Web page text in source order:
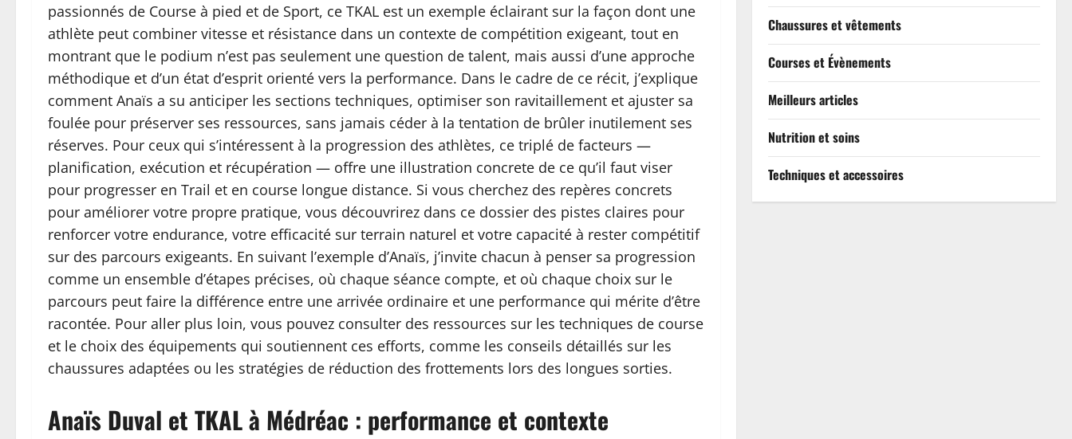
passionnés de Course à pied et de Sport, ce TKAL est un exemple éclairant sur la façon dont une
athlète peut combiner vitesse et résistance dans un contexte de compétition exigeant, tout en
montrant que le podium n’est pas seulement une question de talent, mais aussi d’une approche
méthodique et d’un état d’esprit orienté vers la performance. Dans le cadre de ce récit, j’explique
comment Anaïs a su anticiper les sections techniques, optimiser son ravitaillement et ajuster sa
foulée pour préserver ses ressources, sans jamais céder à la tentation de brûler inutilement ses
réserves. Pour ceux qui s’intéressent à la progression des athlètes, ce triplé de facteurs —
planification, exécution et récupération — offre une illustration concrete de ce qu’il faut viser
pour progresser en Trail et en course longue distance. Si vous cherchez des repères concrets
pour améliorer votre propre pratique, vous découvrirez dans ce dossier des pistes claires pour
renforcer votre endurance, votre efficacité sur terrain naturel et votre capacité à rester compétitif
sur des parcours exigeants. En suivant l’exemple d’Anaïs, j’invite chacun à penser sa progression
comme un ensemble d’étapes précises, où chaque séance compte, et où chaque choix sur le
parcours peut faire la différence entre une arrivée ordinaire et une performance qui mérite d’être
racontée. Pour aller plus loin, vous pouvez consulter des ressources sur les techniques de course
et le choix des équipements qui soutiennent ces efforts, comme les conseils détaillés sur les
chaussures adaptées ou les stratégies de réduction des frottements lors des longues sorties.
Anaïs Duval et TKAL à Médréac : performance et contexte
Chaussures et vêtements
Courses et Évènements
Meilleurs articles
Nutrition et soins
Techniques et accessoires